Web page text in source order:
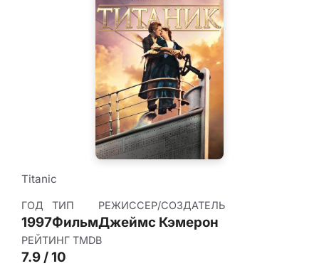
Titanic
ГОД
1997
ТИП
Фильм
РЕЖИССЕР/СОЗДАТЕЛЬ
Джеймс Кэмерон
РЕЙТИНГ TMDB
7.9 / 10